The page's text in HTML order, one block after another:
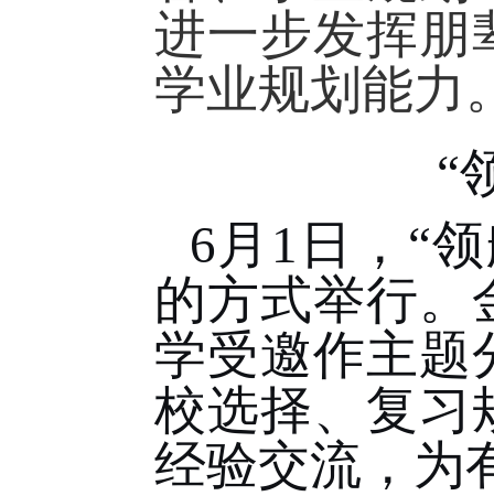
进一步发挥朋
学业规划能力
“
6 月 1 日，“
的方式举行。
学受邀作主题
校选择、复习
经验交流，为